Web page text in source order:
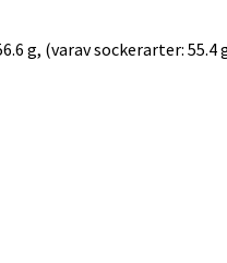
g, (varav sockerarter: 55.4